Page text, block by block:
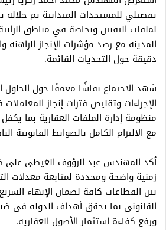
تفصيلي للمستجدات الميدانية تم خلاله
لملفات التقنين وبخاصة في مناطق
المدينة مع رصد مؤشرات الإنجاز الراهنة
دقيقة حول التحديات القائمة.
شهد الاجتماع نقاشًا معمقًا حول الحلول
الإجراءات وتقليص فترات إنجاز
منظومة إدارة الملفات العقارية بما
مع الالتزام الكامل بالضوابط القانونية
أكد المهندس عبد الرؤوف الغيطي على
زمنية واضحة ومحددة لمتابعة معدلات
بين القطاعات كافة لضمان الإنهاء
القانوني بما يحقق أهداف الدولة في
ورفع كفاءة استثمار الأصول العقارية.